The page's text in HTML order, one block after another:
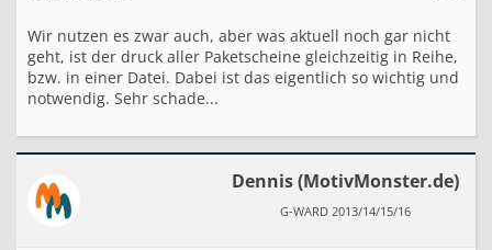
Wir nutzen es zwar auch, aber was aktuell noch gar nicht
geht, ist der druck aller Paketscheine gleichzeitig in Reihe,
bzw. in einer Datei. Dabei ist das eigentlich so wichtig und
notwendig. Sehr schade...
Dennis (MotivMonster.de)
G-WARD 2013/14/15/16